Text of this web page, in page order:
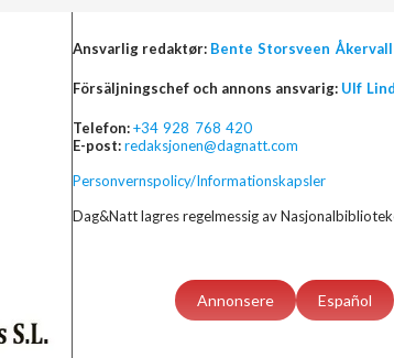
Ansvarlig redaktør: Bente Storsveen Åkervall
Försäljningschef och annons ansvarig: Ulf
Telefon:+34 928 768 420
E-post:redaksjonen@dagnatt.com
Personvernspolicy/Informationskapsler
Dag&Natt lagres regelmessig av
Annonsere Español